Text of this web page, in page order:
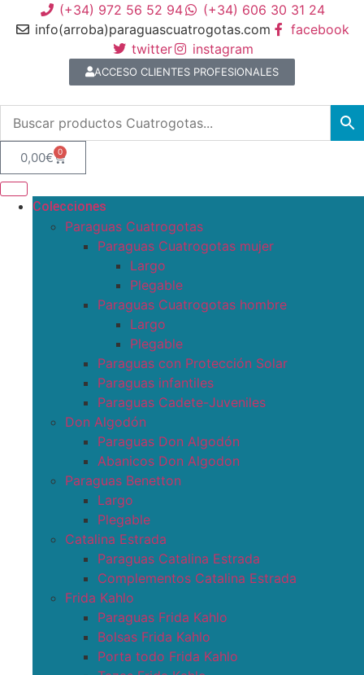
(+34) 972 56 52 94
(+34) 606 30 31 24
info(arroba)paraguascuatrogotas.com
facebook
twitter
instagram
ACCESO CLIENTES PROFESIONALES
0,00€ 0
Colecciones
Paraguas Cuatrogotas
Paraguas Cuatrogotas mujer
Largo
Plegable
Paraguas Cuatrogotas hombre
Largo
Plegable
Paraguas con Protección Solar
Paraguas infantiles
Paraguas Cadete-Juveniles
Don Algodón
Paraguas Don Algodón
Abanicos Don Algodon
Paraguas Benetton
Largo
Plegable
Catalina Estrada
Paraguas Catalina Estrada
Complementos Catalina Estrada
Frida Kahlo
Paraguas Frida Kahlo
Bolsas Frida Kahlo
Porta todo Frida Kahlo